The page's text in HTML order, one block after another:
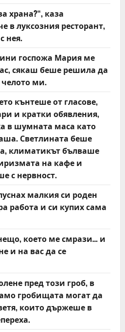
храна?“, каза
в луксозния ресторант,
нея.
госпожа Мария ме
сякаш беше решила да
ми.
кънтеше от гласове,
и кратки обявления,
в шумната маса като
Светлината беше
климатикът бълваше
на кафе и
с нервност.
малкия си роден
работа и си купих сама
което ме смрази… и
и на вас да се
пред този гроб, в
гробищата могат да
които държеше в